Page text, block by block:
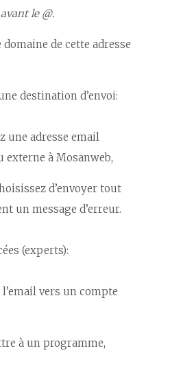
le @.
de cette adresse
destination d’envoi:
une adresse email
externe à Mosanweb,
d’envoyer tout
un message d’erreur.
(experts):
vers un compte
à un programme,